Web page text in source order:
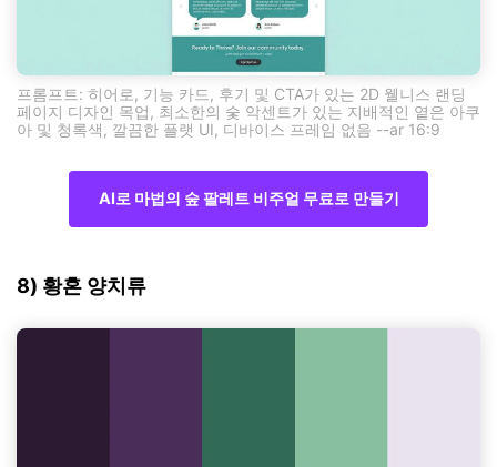
프롬프트: 히어로, 기능 카드, 후기 및 CTA가 있는 2D 웰니스 랜딩
페이지 디자인 목업, 최소한의 숯 악센트가 있는 지배적인 옅은 아쿠
아 및 청록색, 깔끔한 플랫 UI, 디바이스 프레임 없음 --ar 16:9
AI로 마법의 숲 팔레트 비주얼 무료로 만들기
8) 황혼 양치류